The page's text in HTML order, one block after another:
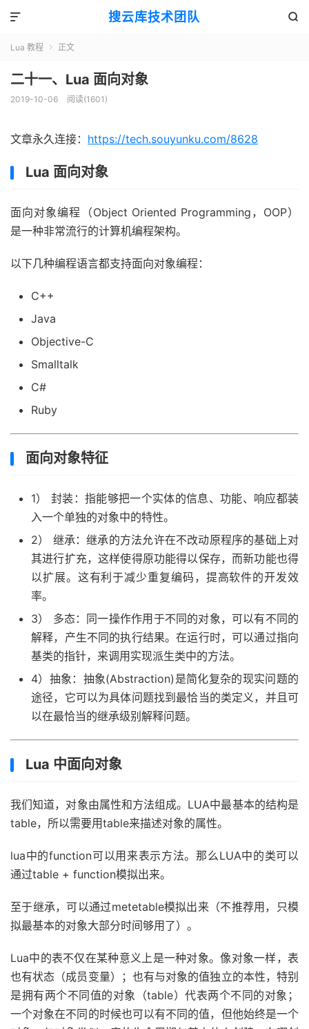
搜云库技术团队 

Lua 教程  正文
二十一、Lua 面向对象
2019-10-06 阅读(1601 )
文章永久连接： https://tech.souyunku.com/8628
Lua 面向对象
面向对象编程（Object Oriented Programming，OOP）
是一种非常流行的计算机编程架构。
以下几种编程语言都支持面向对象编程：
C++
Java
Objective-C
Smalltalk
C#
Ruby
面向对象特征
1） 封装：指能够把一个实体的信息、功能、响应都装
入一个单独的对象中的特性。
2） 继承：继承的方法允许在不改动原程序的基础上对
其进行扩充，这样使得原功能得以保存，而新功能也得
以扩展。这有利于减少重复编码，提高软件的开发效
率。
3） 多态：同一操作作用于不同的对象，可以有不同的
解释，产生不同的执行结果。在运行时，可以通过指向
基类的指针，来调用实现派生类中的方法。
4）抽象：抽象(Abstraction)是简化复杂的现实问题的
途径，它可以为具体问题找到最恰当的类定义，并且可
以在最恰当的继承级别解释问题。
Lua 中面向对象
我们知道，对象由属性和方法组成。LUA中最基本的结构是
table，所以需要用table来描述对象的属性。
lua中的function可以用来表示方法。那么LUA中的类可以
通过table + function模拟出来。
至于继承，可以通过metetable模拟出来（不推荐用，只模
拟最基本的对象大部分时间够用了）。
Lua中的表不仅在某种意义上是一种对象。像对象一样，表
也有状态（成员变量）；也有与对象的值独立的本性，特别
是拥有两个不同值的对象（table）代表两个不同的对象；
一个对象在不同的时候也可以有不同的值，但他始终是一个